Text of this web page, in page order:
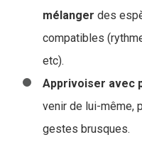
mélanger des
compatibles
etc).
Apprivoiser avec
venir de lui-même,
gestes brusques.